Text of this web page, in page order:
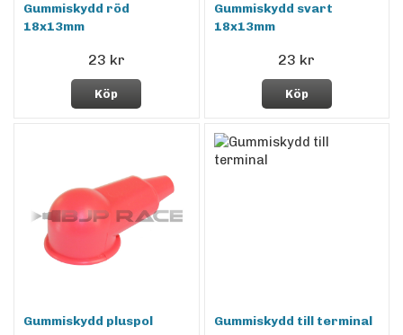
Gummiskydd röd
18x13mm
23 kr
Köp
Gummiskydd svart
18x13mm
23 kr
Köp
Gummiskydd pluspol Gummiskydd till terminal